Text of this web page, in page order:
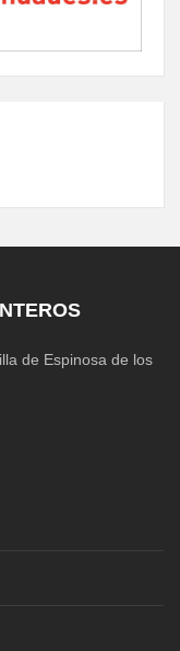
de Espinosa de los